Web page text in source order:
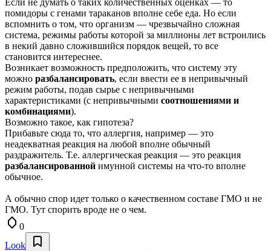
Если не думать о таких количественных оценках — то
помидоры с генами тараканов вполне себе еда. Но если
вспомнить о том, что организм — чрезвычайно сложная
система, режимы работы которой за миллионы лет встроились
в некий давно сложившийся порядок вещей, то все
становится интереснее.
Возникает возможность предположить, что систему эту
можно разбалансировать, если ввести ее в непривычный
режим работы, подав сырье с непривычными
характеристиками (с непривычными соотношениями и
комбинациями).
Возможно такое, как гипотеза?
Прибавьте сюда то, что аллергия, например — это
неадекватная реакция на любой вполне обычный
раздражитель. Т.е. аллергическая реакция — это реакция
разбалансированной имунной системы на что-то вполне
обычное.
А обычно спор идет только о качественном составе ГМО и не
ГМО. Тут спорить вроде не о чем.
0
Look